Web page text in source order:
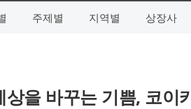
주제별 지역별 상장사
을 바꾸는 기쁨, 코이